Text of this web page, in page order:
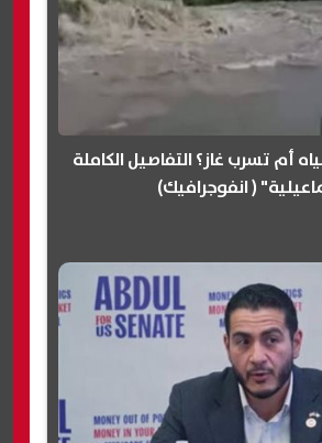
أم تسرب غاز؟ التفاصيل الكاملة
( انفوجرافيك)